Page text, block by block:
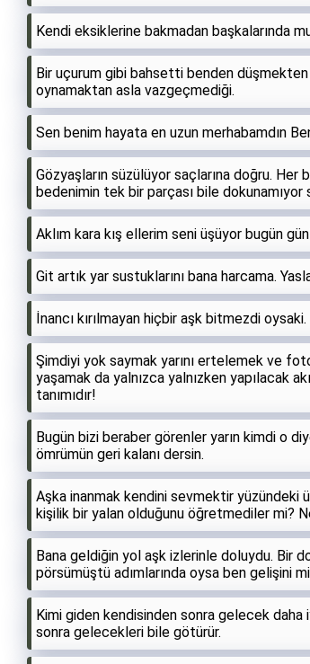
Kendi eksiklerine bakmadan başkalarında
Bir uçurum gibi bahsetti benden
oynamaktan asla vazgeçmediği.
Sen benim hayata en uzun merhabamdın
Gözyaşların süzülüyor saçlarına doğru. Her
bedenimin tek bir parçası bile dokunamıyor
Aklım kara kış ellerim seni üşüyor bugün
Git artık yar sustuklarını bana harcama.
İnancı kırılmayan hiçbir aşk bitmezdi
Şimdiyi yok saymak yarını ertelemek ve
yaşamak da yalnızca yalnızken yapılacak
tanımıdır!
Bugün bizi beraber görenler yarın kimdi o
ömrümün geri kalanı dersin.
Aşka inanmak kendini sevmektir yüzündeki
kişilik bir yalan olduğunu öğretmediler mi?
Bana geldiğin yol aşk izlerinle doluydu. Bir
pörsümüştü adımlarında oysa ben gelişini
Kimi giden kendisinden sonra gelecek
sonra gelecekleri bile götürür.